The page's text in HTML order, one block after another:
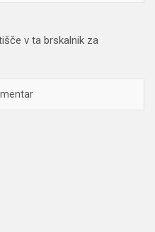
v ta brskalnik za